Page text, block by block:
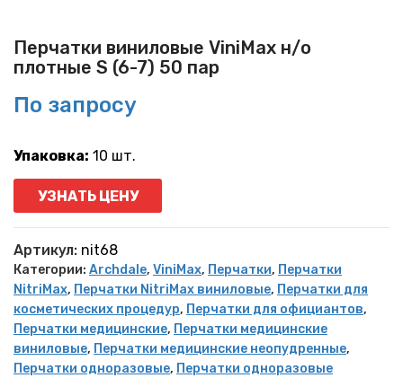
Перчатки виниловые ViniMax н/о
плотные S (6-7) 50 пар
По запросу
Упаковка: 10 шт.
УЗНАТЬ ЦЕНУ
Артикул: nit68
Категории: Archdale, ViniMax, Перчатки, Перчатки
NitriMax, Перчатки NitriMax виниловые, Перчатки для
косметических процедур, Перчатки для официантов,
Перчатки медицинские, Перчатки медицинские
виниловые, Перчатки медицинские неопудренные,
Перчатки одноразовые, Перчатки одноразовые